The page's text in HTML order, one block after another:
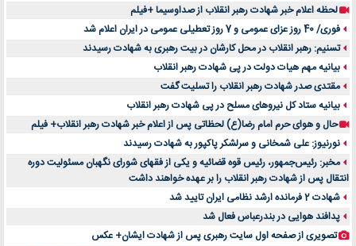
لحظه اعلام خبر شهادت رهبر انقلاب از صداوسیما +فیلم
فوری/ 40 روز عزای عمومی و 7 روز تعطیلی عمومی در ایران اعلام شد
تسنیم: رهبر انقلاب در محل کارشان در بیت رهبری به شهادت رسیدند
بیانیه مهم هیات دولت در پی شهادت رهبر انقلاب
مقتدی صدر شهادت رهبر انقلاب را تسلیت گفت
بیانیه ستاد کل نیروهای مسلح در پی شهادت رهبر انقلاب
حال و هوای حرم امام رضا(ع) لحظاتی پس از اعلام خبر شهادت رهبر انقلاب+ فیلم
نورنیوز: علی شمخانی و سرلشکر پاکپور به شهادت رسیدند
مخبر: رئیس‌جمهور، رئیس قوه ‌قضائیه و یکی از فقهای شورای نگهبان مسئولیت دوره
انتقال پس ‌از شهادت رهبر انقلاب را بر عهده خواهند داشت
شهادت 2 فرمانده ارشد نظامی ایران تایید شد
پدافند هوایی در بندرعباس فعال شد
تصویری از صفحه اول سایت رهبری پس از شهادت ایشان+ عکس